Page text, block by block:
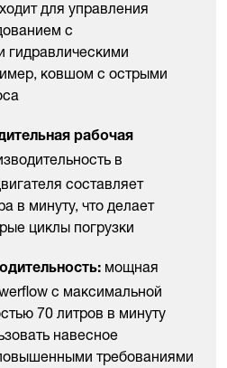
для управления
с
гидравлическими
ковшом с острыми
рабочая
в
составляет
в минуту, что делает
циклы погрузки
мощная
с максимальной
70 литров в минуту
навесное
требованиями